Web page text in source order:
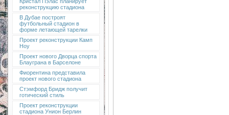
реконструкцию стадиона
В Дубае построят
футбольный стадион в
форме летающей тарелки
Проект реконструкции Камп
Ноу
Проект нового Дворца спорта
Блауграна в Барселоне
Фиорентина представила
проект нового стадиона
Стэмфорд Бридж получит
готический стиль
Проект реконструкции
стадиона Унион Берлин